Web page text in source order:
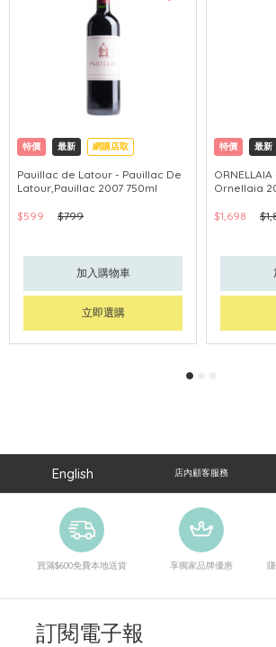
特價 最新 網購店取
Pauillac de Latour - Pauillac De
Latour,Pauillac 2007 750ml
$599 $799
加入購物車
立即選購
特價 最新
Ornellaia
$1,698
English 店內顧客服務
買滿$600免費本地送貨 享獨家品牌優惠
訂閱電子報